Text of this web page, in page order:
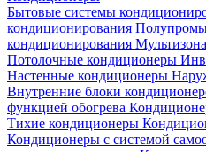
Бытовые системы
кондиционирования
кондиционирования
Потолочные кондиционеры
Настенные кондиционеры
Внутренние блоки
функцией обогрева
Тихие кондиционеры
Кондиционеры с системой